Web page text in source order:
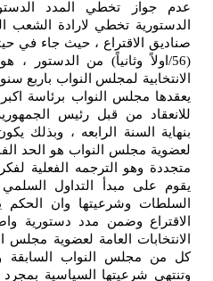
تخطي المدد الدستورية
تخطي لارادة الشعب الذي ثبت
، حيث جاء في حيثيات
وثانياً) من الدستور ، هو نص
لمجلس النواب باربع سنوات
النواب برئاسة اكبر الاعضاء
من قبل رئيس الجمهورية
الرابعه ، وبذلك يكون يوم اجراء
النواب هو الحد الفاصل بين
الترجمه الفعلية لفكرة ان
مبدأ التداول السلمي للسلطة
وشرعيتها وان الحكم يجب ان
وضمن مدد دستورية واضحة،
العامة لعضوية مجلس النواب يعد
النواب السابقة ومجلس
السياسية بمجرد انتخاب